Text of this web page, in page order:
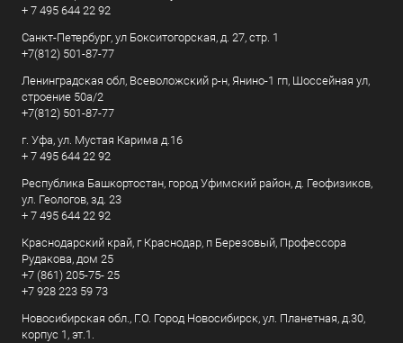
+ 7 495 644 22 92
Санкт-Петербург, ул Бокситогорская, д. 27, стр. 1
+7(812) 501-87-77
Ленинградская обл, Всеволожский р-н, Янино-1 гп, Шоссейная ул,
строение 50а/2
+7(812) 501-87-77
г. Уфа, ул. Мустая Карима д.16
+ 7 495 644 22 92
Республика Башкортостан, город Уфимский район, д. Геофизиков,
ул. Геологов, зд. 23
+ 7 495 644 22 92
Краснодарский край, г Краснодар, п Березовый, Профессора
Рудакова, дом 25
+7 (861) 205-75- 25
+7 928 223 59 73
Новосибирская обл., Г.О. Город Новосибирск, ул. Планетная, д.30,
корпус 1, эт.1.